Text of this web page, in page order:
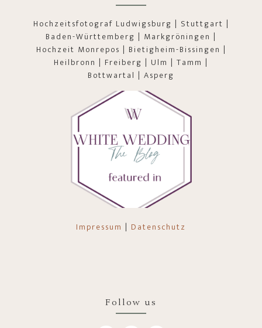
Hochzeitsfotograf Ludwigsburg | Stuttgart |
Baden-Württemberg | Markgröningen |
Hochzeit Monrepos | Bietigheim-Bissingen |
Heilbronn | Freiberg | Ulm | Tamm |
Bottwartal | Asperg
Impressum | Datenschutz
Follow us